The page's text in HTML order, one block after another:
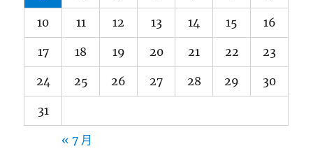
10 11 12 13 14 15 16
17 18 19 20 21 22 23
24 25 26 27 28 29 30
31
« 7 月